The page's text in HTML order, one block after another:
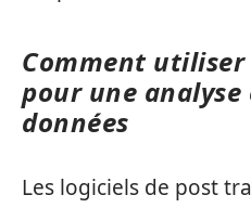
Comment utiliser
pour une analyse
données
Les logiciels de post